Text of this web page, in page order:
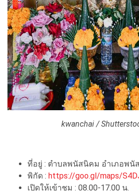
kwanchai /
ที่อยู่ : ตำบลพนัสนิคม อำเภอพนั
พิกัด : https://goo.gl/maps/
เปิดให้เข้าชม : 08.00-17.00 น.